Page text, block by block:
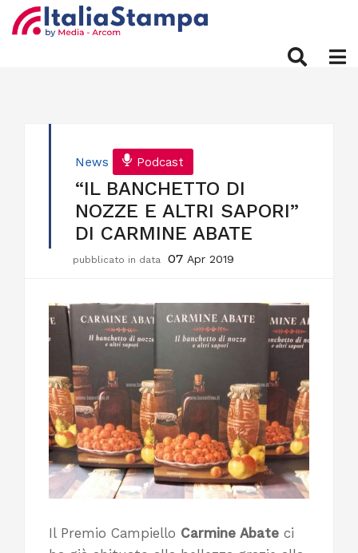
News Podcast
“IL BANCHETTO DI
NOZZE E ALTRI SAPORI”
DI CARMINE ABATE
pubblicato in data 07 Apr 2019
Il Premio Campiello Carmine Abate ci